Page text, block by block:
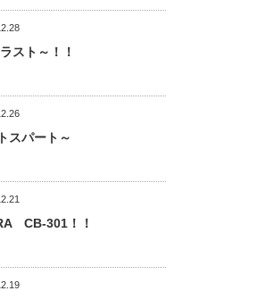
スト～！！
スパート～
CB-301！！